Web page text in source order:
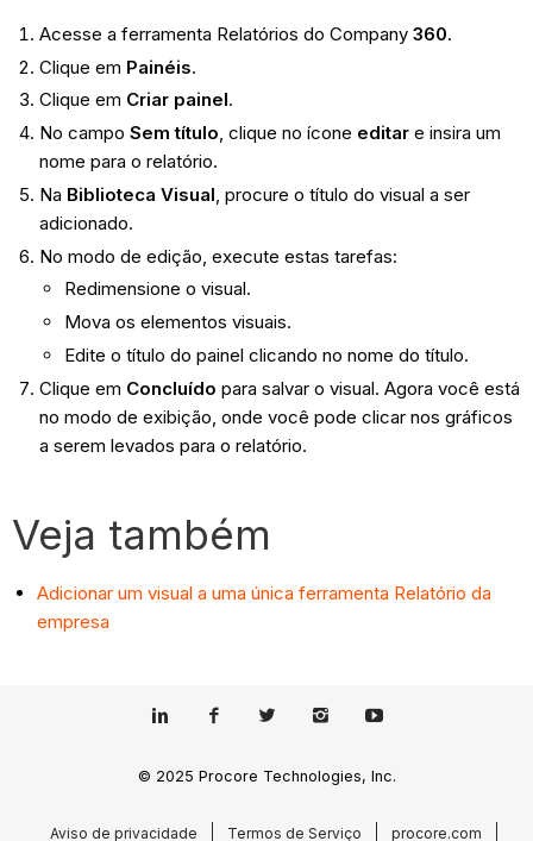
Acesse a ferramenta Relatórios do Company 360.
Clique em Painéis.
Clique em Criar painel.
No campo Sem título, clique no ícone editare insira um
nome para o relatório.
Na Biblioteca Visual, procure o título do visual a ser
adicionado.
No modo de edição, execute estas tarefas:
Redimensione o visual.
Mova os elementos visuais.
Edite o título do painel clicando no nome do título.
Clique em Concluído para salvar o visual. Agora você está
no modo de exibição, onde você pode clicar nos gráficos
a serem levados para o relatório.
Veja também
Adicionar um visual a uma única ferramenta Relatório da
empresa
© 2025 Procore Technologies, Inc.
Aviso de privacidade Termos de Serviço procore.com